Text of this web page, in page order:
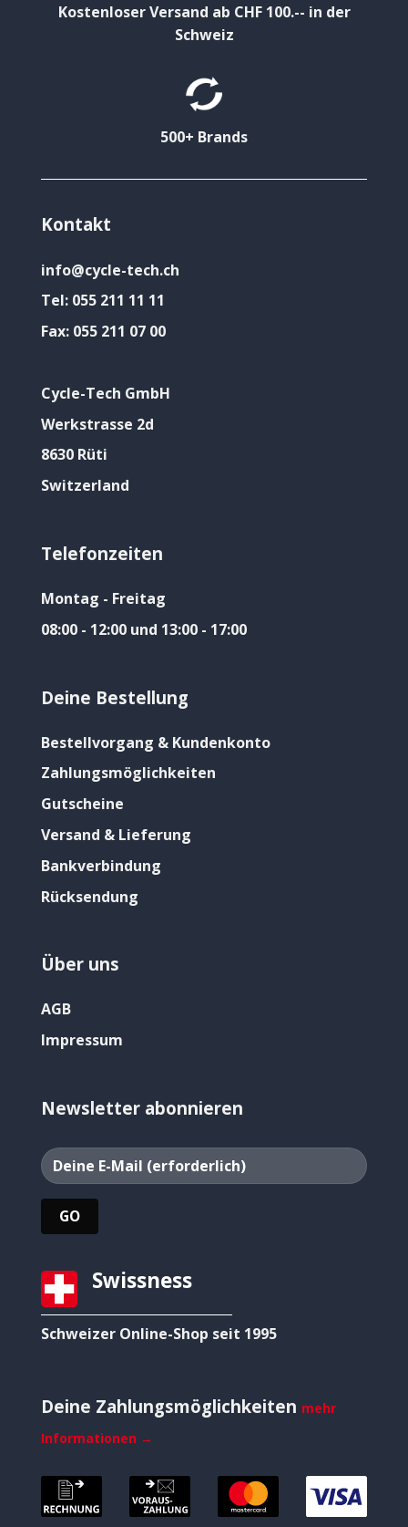
Kostenloser Versand ab CHF 100.-- in der
Schweiz
500+ Brands
Kontakt
info@cycle-tech.ch
Tel: 055 211 11 11
Fax: 055 211 07 00
Cycle-Tech GmbH
Werkstrasse 2d
8630 Rüti
Switzerland
Telefonzeiten
Montag - Freitag
08:00 - 12:00 und 13:00 - 17:00
Deine Bestellung
Bestellvorgang & Kundenkonto
Zahlungsmöglichkeiten
Gutscheine
Versand & Lieferung
Bankverbindung
Rücksendung
Über uns
AGB
Impressum
Newsletter abonnieren
Swissness
Schweizer Online-Shop seit 1995
Deine Zahlungsmöglichkeiten mehr
Informationen →